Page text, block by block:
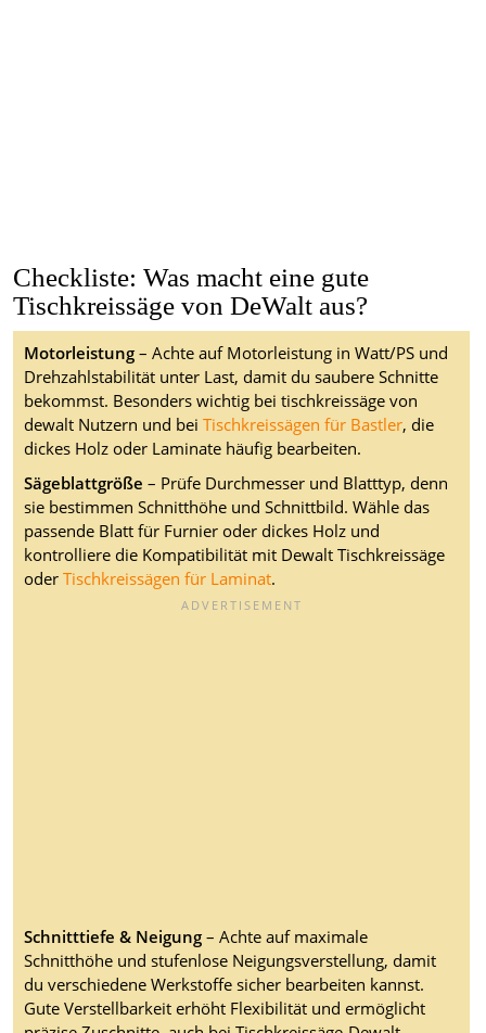
Checkliste: Was macht eine gute
Tischkreissäge von DeWalt aus?
Motorleistung– Achte auf Motorleistung in Watt/PS und
Drehzahlstabilität unter Last, damit du saubere Schnitte
bekommst. Besonders wichtig bei tischkreissäge von
dewalt Nutzern und bei Tischkreissägen für Bastler, die
dickes Holz oder Laminate häufig bearbeiten.
Sägeblattgröße – Prüfe Durchmesser und Blatttyp, denn
sie bestimmen Schnitthöhe und Schnittbild. Wähle das
passende Blatt für Furnier oder dickes Holz und
kontrolliere die Kompatibilität mit Dewalt Tischkreissäge
oderTischkreissägen für Laminat.
Schnitttiefe & Neigung– Achte auf maximale
Schnitthöhe und stufenlose Neigungsverstellung, damit
du verschiedene Werkstoffe sicher bearbeiten kannst.
Gute Verstellbarkeit erhöht Flexibilität und ermöglicht